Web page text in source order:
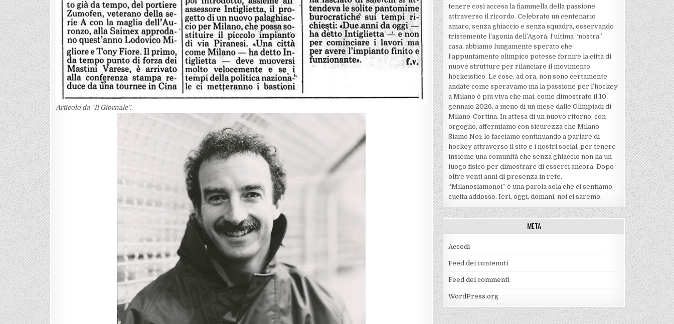
Articolo da “Il Giornale”.
tenere così accesa la fiammella della passione
attraverso il ricordo. Celebrato un centenario
amaro, senza ghiaccio e senza squadra, osservando
tristemente l’agonia dell’Agorà, l’ultima “nostra”
casa, abbiamo lungamente sperato che
l’appuntamento olimpico potesse fornire la città di
nuove strutture per rilanciare il movimento
hockeistico. Le cose, ad ora, non sono certamente
andate come speravamo ma la passione per l’hockey
a Milano è più viva che mai, come dimostrato il 10
gennaio 2026, a meno di un mese dalle Olimpiadi di
Milano-Cortina. In attesa di un nuovo ritorno, con
orgoglio, affermiamo con sicurezza che Milano
Siamo Noi: lo facciamo continuando a parlare di
hockey attraverso il sito e i nostri social, per tenere
insieme una comunità che senza ghiaccio non ha un
luogo fisico per dimostrare di esserci ancora. Dopo
oltre venti anni di presenza in rete,
“Milanosiamonoi” è una parola sola che ci sentiamo
cucita addosso. Ieri, oggi, domani, noi ci saremo.
META
Accedi
Feed dei contenuti
Feed dei commenti
WordPress.org